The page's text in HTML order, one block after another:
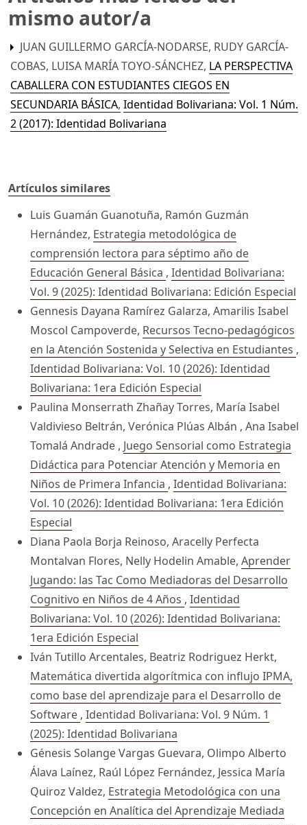
mismo autor/a
JUAN GUILLERMO GARCÍA-NODARSE, RUDY GARCÍA-
COBAS, LUISA MARÍA TOYO-SÁNCHEZ, LA PERSPECTIVA
CABALLERA CON ESTUDIANTES CIEGOS EN
SECUNDARIA BÁSICA, Identidad Bolivariana: Vol. 1 Núm.
2 (2017): Identidad Bolivariana
Artículos similares
Luis Guamán Guanotuña, Ramón Guzmán
Hernández, Estrategia metodológica de
comprensión lectora para séptimo año de
Educación General Básica , Identidad Bolivariana:
Vol. 9 (2025): Identidad Bolivariana: Edición Especial
Gennesis Dayana Ramírez Galarza, Amarilis Isabel
Moscol Campoverde, Recursos Tecno-pedagógicos
en la Atención Sostenida y Selectiva en Estudiantes ,
Identidad Bolivariana: Vol. 10 (2026): Identidad
Bolivariana: 1era Edición Especial
Paulina Monserrath Zhañay Torres, María Isabel
Valdivieso Beltrán, Verónica Plúas Albán , Ana Isabel
Tomalá Andrade , Juego Sensorial como Estrategia
Didáctica para Potenciar Atención y Memoria en
Niños de Primera Infancia , Identidad Bolivariana:
Vol. 10 (2026): Identidad Bolivariana: 1era Edición
Especial
Diana Paola Borja Reinoso, Aracelly Perfecta
Montalvan Flores, Nelly Hodelin Amable, Aprender
Jugando: las Tac Como Mediadoras del Desarrollo
Cognitivo en Niños de 4 Años , Identidad
Bolivariana: Vol. 10 (2026): Identidad Bolivariana:
1era Edición Especial
Iván Tutillo Arcentales, Beatriz Rodriguez Herkt,
Matemática divertida algorítmica con influjo IPMA,
como base del aprendizaje para el Desarrollo de
Software , Identidad Bolivariana: Vol. 9 Núm. 1
(2025): Identidad Bolivariana
Génesis Solange Vargas Guevara, Olimpo Alberto
Álava Laínez, Raúl López Fernández, Jessica María
Quiroz Valdez, Estrategia Metodológica con una
Concepción en Analítica del Aprendizaje Mediada